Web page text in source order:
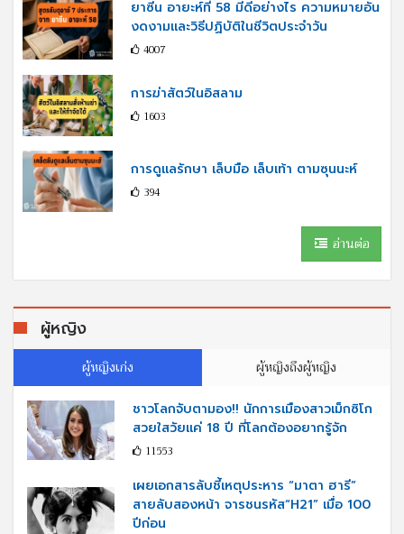
ยาซีน อายะห์ที่ 58 มีดีอย่างไร ความหมายอัน
งดงามและวิธีปฏิบัติในชีวิตประจำวัน
4007
การฆ่าสัตว์ในอิสลาม
1603
การดูแลรักษา เล็บมือ เล็บเท้า ตามซุนนะห์
394
อ่านต่อ
ผู้หญิง
ผู้หญิงเก่ง ผู้หญิงถึงผู้หญิง
ชาวโลกจับตามอง!! นักการเมืองสาวเม็กซิโก
สวยใสวัยแค่ 18 ปี ที่โลกต้องอยากรู้จัก
11553
เผยเอกสารลับชี้เหตุประหาร “มาตา ฮารี”
สายลับสองหน้า จารชนรหัส“H21” เมื่อ 100
ปีก่อน